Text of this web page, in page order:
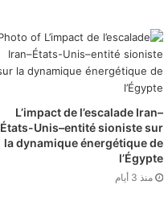
L’impact de l’escalade Iran–
États-Unis–entité sioniste sur
la dynamique énergétique de
l’Égypte
منذ 3 أيام